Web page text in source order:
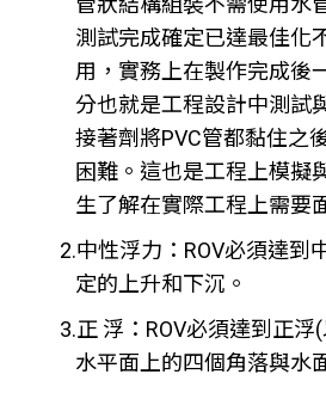
測試完成確定已達最佳化
用，實務上在製作完成後
分也就是工程設計中測試
接著劑將PVC管都黏住之
困難。這也是工程上模擬
生了解在實際工程上需要
2.中性浮力：ROV必須達到
定的上升和下沉。
3.正 浮：ROV必須達到正浮
水平面上的四個角落與水